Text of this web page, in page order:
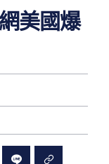
美國爆